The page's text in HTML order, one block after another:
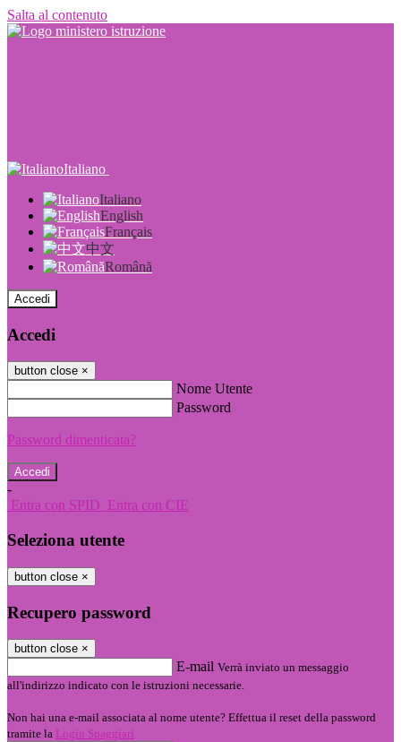
Salta al contenuto
Italiano
Italiano
English
Français
中文
Română
Accedi
Accedi
button close ×
Nome Utente
Password
Password dimenticata?
-
Entra con SPID Entra con CIE
Seleziona utente
button close ×
Recupero password
button close ×
E-mail Verrà inviato un messaggio
all'indirizzo indicato con le istruzioni necessarie.
Non hai una e-mail associata al nome utente? Effettua il reset della password
tramite la Login Spaggiari